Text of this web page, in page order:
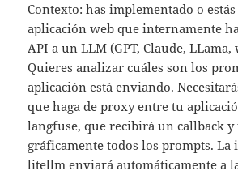
Contexto: has implementado o
aplicación web que internamente
API a un LLM (GPT, Claude, LLama,
Quieres analizar cuáles son los
aplicación está enviando.
que haga de proxy entre tu
langfuse, que recibirá un callback y
gráficamente todos los prompts. La
litellm enviará automáticamente a